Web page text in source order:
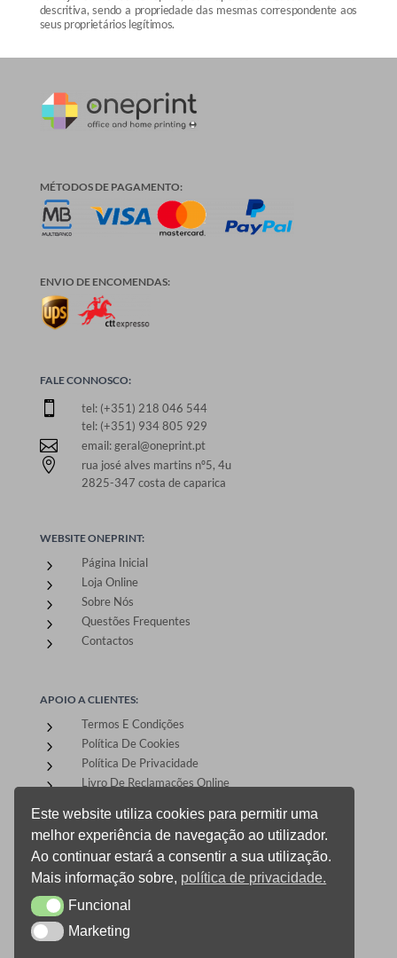
descritiva, sendo a propriedade das mesmas correspondente aos
seus proprietários legítimos.
MÉTODOS DE PAGAMENTO:
ENVIO DE ENCOMENDAS:
FALE CONNOSCO:

tel: (+351) 218 046 544
tel: (+351) 934 805 929
 email: geral@oneprint.pt

rua josé alves martins nº5, 4u
2825-347 costa de caparica
WEBSITE ONEPRINT:
5 Página Inicial
5 Loja Online
5 Sobre Nós
5 Questões Frequentes
5 Contactos
APOIO A CLIENTES:
5 Termos E Condições
5 Política De Cookies
5 Política De Privacidade
5 Livro De Reclamações Online
ÁREA DE CLIENTES:
5 Registo E Login
5 Carrinho De Compras
5 CheckOut
5 Gestão De Encomendas
Este website utiliza cookies para permitir uma
melhor experiência de navegação ao utilizador.
Ao continuar estará a consentir a sua utilização.
Mais informação sobre, política de privacidade.
FuncionalFuncional
MarketingMarketing